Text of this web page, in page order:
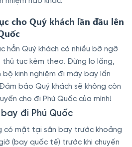
cho Quý khách lần đầu lên
hẳn Quý khách có nhiều bỡ ngỡ
thủ tục kèm theo. Đừng lo lắng,
kinh nghiệm đi máy bay lần
bảo Quý khách sẽ không còn
cho đi Phú Quốc của mình!
đi Phú Quốc
có mặt tại sân bay trước khoảng
(bay quốc tế) trước khi chuyến